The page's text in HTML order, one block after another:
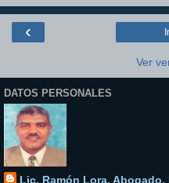
‹
Ver
DATOS PERSONALES
Lic. Ramón Lora,